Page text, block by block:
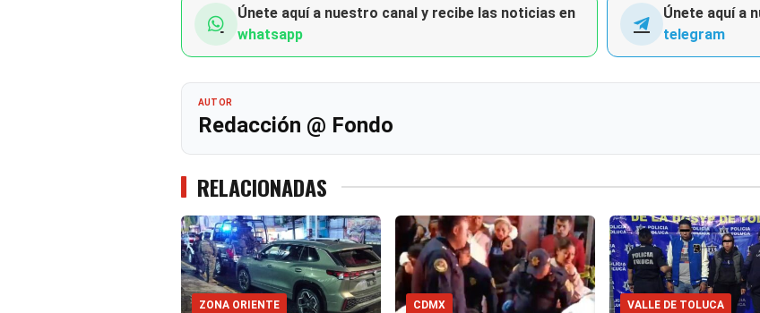
Únete aquí a nuestro canal y recibe las noticias en
whatsapp
Únete aquí a
telegram
AUTOR
Redacción @ Fondo
RELACIONADAS
ZONA ORIENTE CDMX VALLE DE TOLUCA